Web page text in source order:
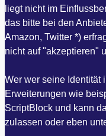
liegt nicht im
das bitte bei den
Amazon, Twitter *)
nicht auf "akzeptieren"
Wer wer seine Identität
Erweiterungen wie
ScriptBlock und kann
zulassen oder eben